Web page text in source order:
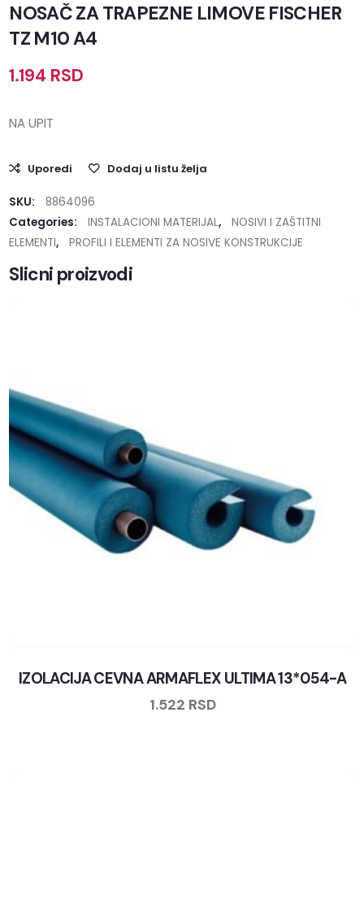
NOSAČ ZA TRAPEZNE LIMOVE FISCHER
TZ M10 A4
1.194 RSD
NA UPIT
Uporedi Dodaj u listu želja
SKU:
8864096
Categories:
INSTALACIONI MATERIJAL,
NOSIVI I ZAŠTITNI
ELEMENTI, PROFILI I ELEMENTI ZA NOSIVE KONSTRUKCIJE
Slicni proizvodi
IZOLACIJA CEVNA ARMAFLEX ULTIMA 13*054-A
1.522 RSD